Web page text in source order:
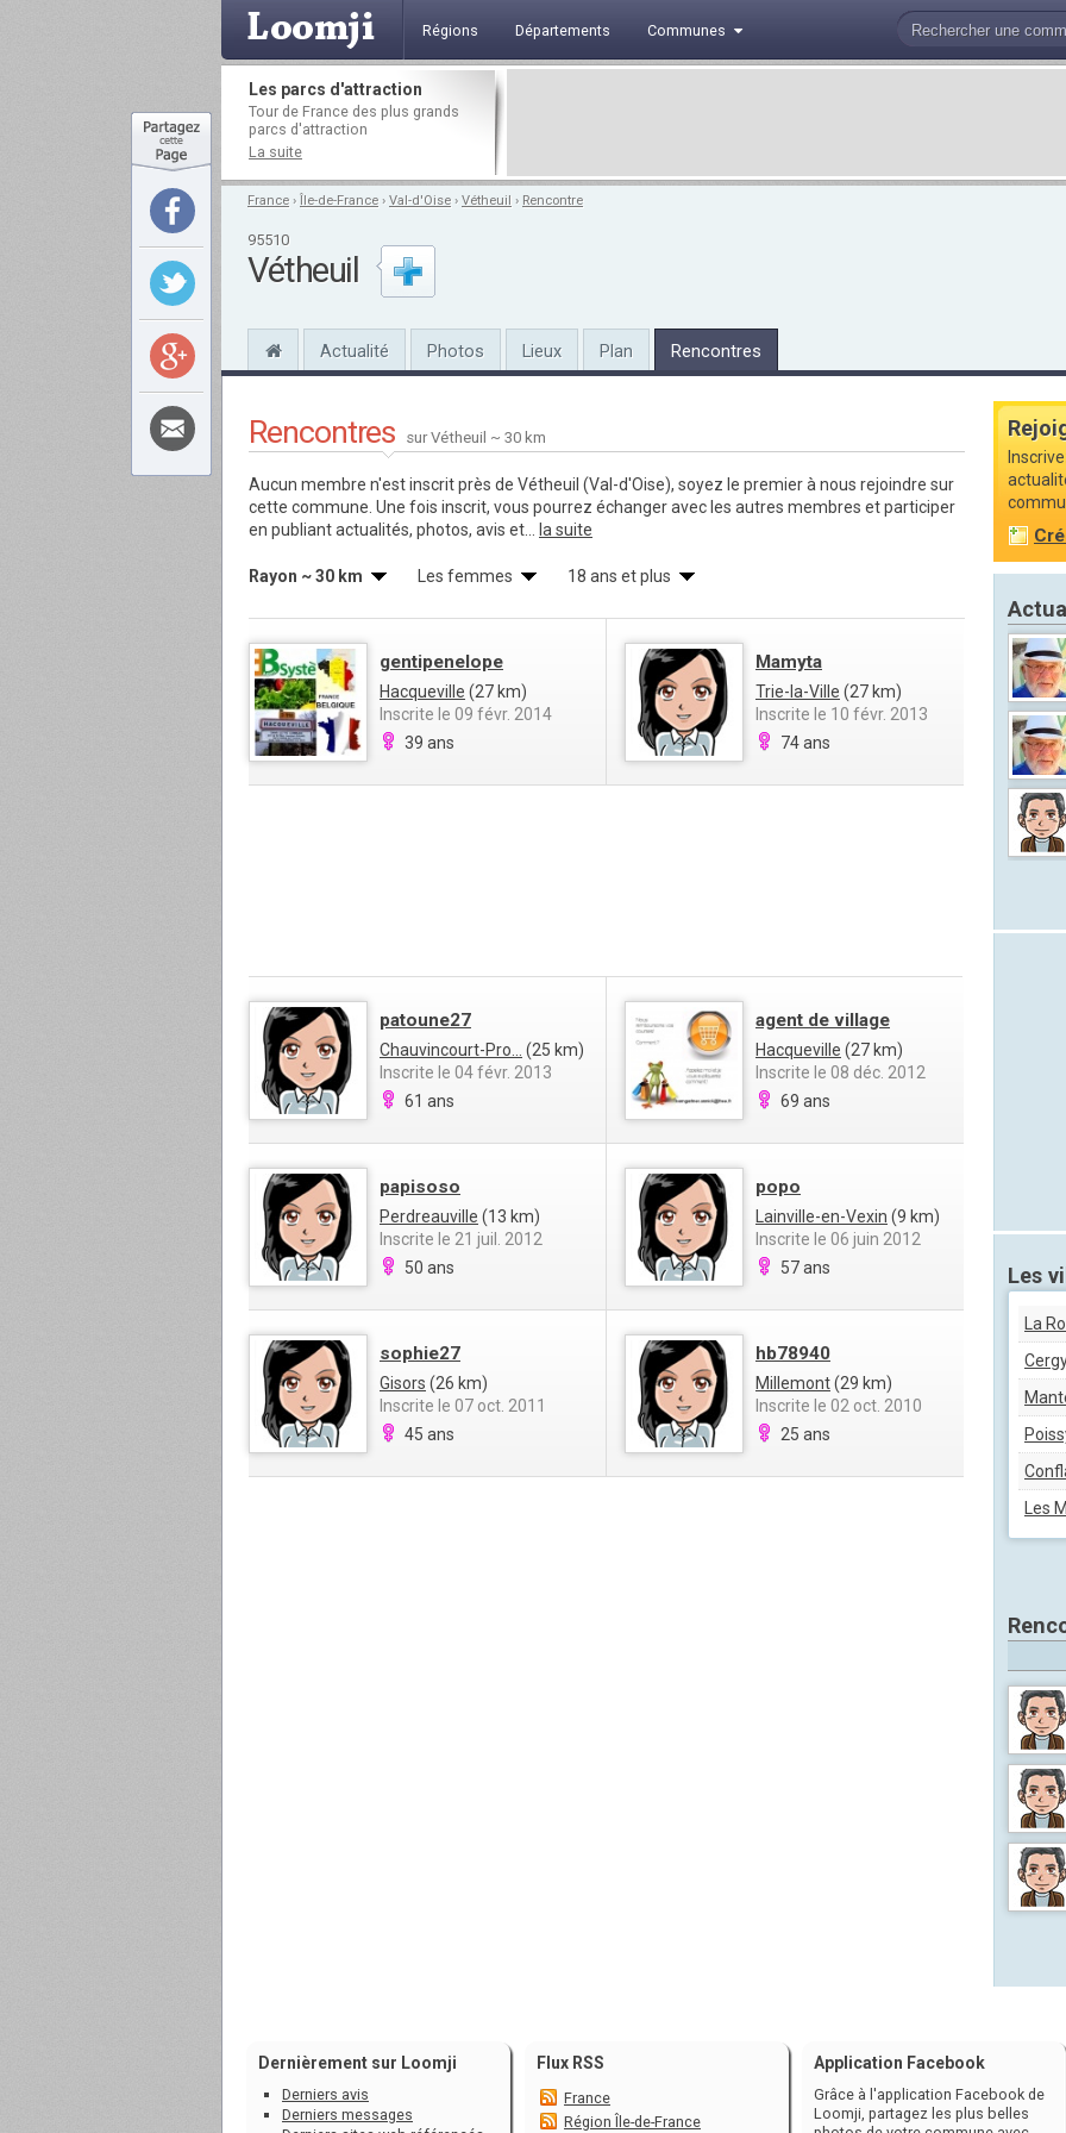
Régions Départements Communes
Les parcs d'attraction
Tour de France des plus grands
parcs d'attraction
La suite
France › Île-de-France › Val-d'Oise › Vétheuil › Rencontre
95510
Vétheuil
Actualité Photos Lieux Plan Rencontres
Rencontres sur Vétheuil ~ 30 km
Aucun membre n'est inscrit près de Vétheuil (Val-d'Oise), soyez le premier à nous rejoindre sur
cette commune. Une fois inscrit, vous pourrez échanger avec les autres membres et participer
en publiant actualités, photos, avis et...
la suite
Rayon ~ 30 km Les femmes 18 ans et plus
gentipenelope
Hacqueville (27 km)
Inscrite le 09 févr. 2014
39 ans
Mamyta
Trie-la-Ville (27 km)
Inscrite le 10 févr. 2013
74 ans
patoune27
Chauvincourt-Pro...
(25 km)
Inscrite le 04 févr. 2013
61 ans
agent de village
Hacqueville (27 km)
Inscrite le 08 déc. 2012
69 ans
papisoso
Perdreauville (13 km)
Inscrite le 21 juil. 2012
50 ans
popo
Lainville-en-Vexin (9 km)
Inscrite le 06 juin 2012
57 ans
sophie27
Gisors (26 km)
Inscrite le 07 oct. 2011
45 ans
hb78940
Millemont(29 km)
Inscrite le 02 oct. 2010
25 ans
Les
La
Les
Dernièrement sur Loomji
Derniers avis
Derniers messages
Flux RSS
France
Région Île-de-France
Application Facebook
Grâce à l'application Facebook de
Loomji, partagez les plus belles